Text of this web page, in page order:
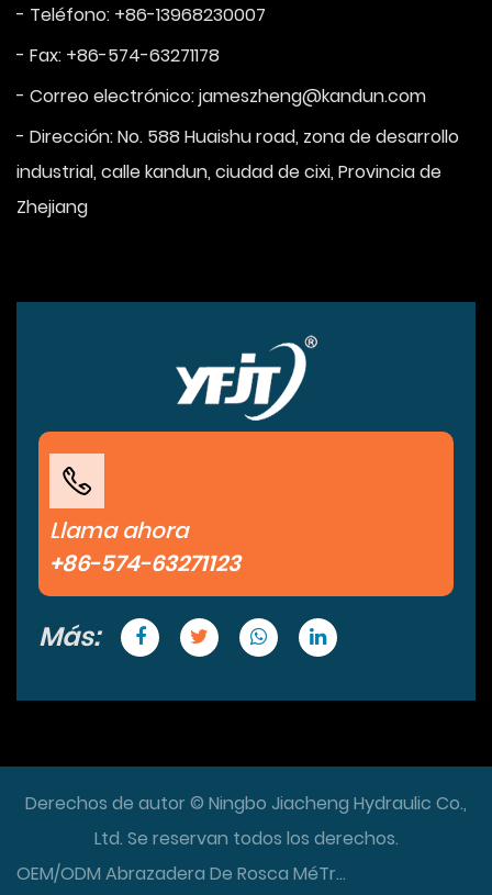
- Teléfono: +86-13968230007
- Fax: +86-574-63271178
- Correo electrónico:jameszheng@kandun.com
- Dirección: No. 588 Huaishu road, zona de desarrollo
industrial, calle kandun, ciudad de cixi, Provincia de
Zhejiang
Llama ahora
+86-574-63271123
Más:
Derechos de autor © Ningbo Jiacheng Hydraulic Co.,
Ltd. Se reservan todos los derechos.
OEM/ODM Abrazadera De Rosca MéTrica Junta De Manguito De Sellado De 24° Fabricantes